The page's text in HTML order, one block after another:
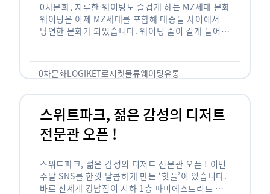
0차문화, 지루한 웨이팅도 즐겁게 하는 MZ세대 문화
웨이팅은 이제 MZ세대를 포함해 대중들 사이에서
당연한 문화가 되었습니다. 웨이팅 줄이 길게 늘어서
0차문화LOGIKET로지켓물류웨이팅유통
스위트파크, 젊은 감성의 디저트
전문관 오픈 !
스위트파크, 젊은 감성의 디저트 전문관 오픈 ! 이번
주말 SNS를 한껏 달콤하게 만든 ‘핫플’이 있습니다.
바로 신세계 강남점이 지하 1층 파미에스트리트 분